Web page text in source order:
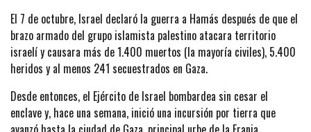
El 7 de octubre, Israel declaró la guerra a Hamás después de que el
brazo armado del grupo islamista palestino atacara territorio
israelí y causara más de 1.400 muertos (la mayoría civiles), 5.400
heridos y al menos 241 secuestrados en Gaza.
Desde entonces, el Ejército de Israel bombardea sin cesar el
enclave y, hace una semana, inició una incursión por tierra que